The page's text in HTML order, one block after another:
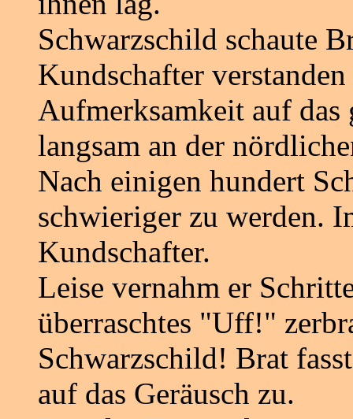
Schwarzschild schaute
Kundschafter
Aufmerksamkeit auf
langsam an der
Nach einigen hundert
schwieriger zu werden.
Kundschafter.
Leise vernahm er
überraschtes "Uff!"
Schwarzschild! Brat
auf das Geräusch zu.